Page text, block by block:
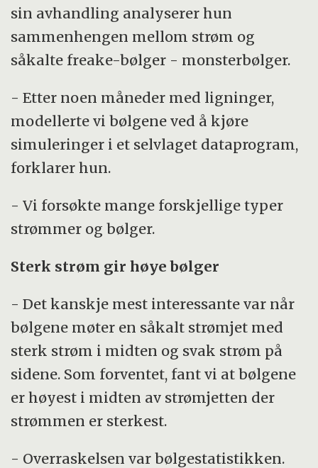
sin avhandling analyserer hun
sammenhengen mellom strøm og
såkalte freake-bølger - monsterbølger.
- Etter noen måneder med ligninger,
modellerte vi bølgene ved å kjøre
simuleringer i et selvlaget dataprogram,
forklarer hun.
- Vi forsøkte mange forskjellige typer
strømmer og bølger.
Sterk strøm gir høye bølger
- Det kanskje mest interessante var når
bølgene møter en såkalt strømjet med
sterk strøm i midten og svak strøm på
sidene. Som forventet, fant vi at bølgene
er høyest i midten av strømjetten der
strømmen er sterkest.
- Overraskelsen var bølgestatistikken.